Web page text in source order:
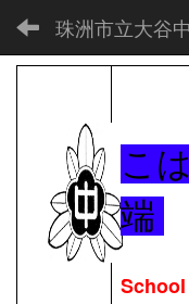
こ
端